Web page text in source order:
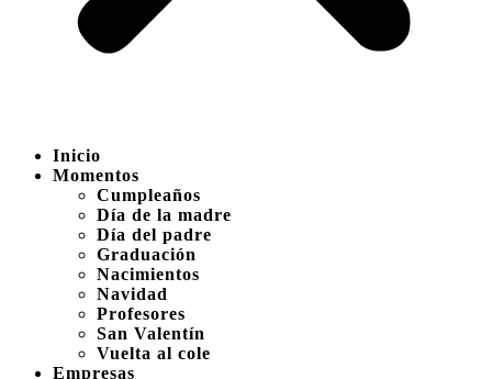
Inicio
Momentos
Cumpleaños
Día de la madre
Día del padre
Graduación
Nacimientos
Navidad
Profesores
San Valentín
Vuelta al cole
Empresas